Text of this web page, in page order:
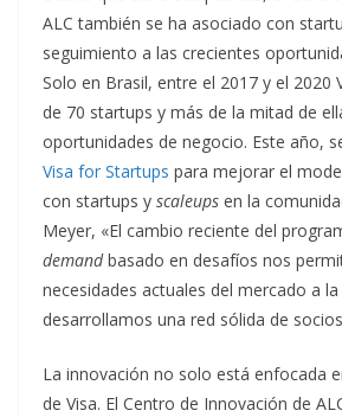
ALC también se ha asociado con
seguimiento a las crecientes
Solo en Brasil, entre el 2017 y el 2020
de 70 startups y más de la mitad de
oportunidades de negocio. Este año,
Visa for Startups para mejorar el
con startups y scaleups en la
Meyer, «El cambio reciente del
demandbasado en desafíos nos
necesidades actuales del mercado a la
desarrollamos una red sólida de
La innovación no solo está enfocada
de Visa. El Centro de Innovación de